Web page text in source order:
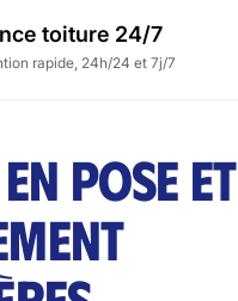
toiture 24/7
rapide, 24h/24 et 7j/7
POSE ET